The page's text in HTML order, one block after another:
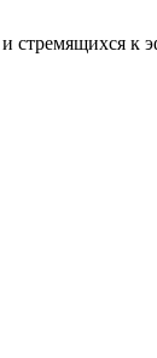
стремящихся к